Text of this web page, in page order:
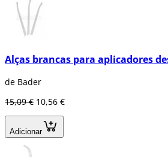
Alças brancas para aplicadores
de Bader
15,09 € 10,56 €
Adicionar